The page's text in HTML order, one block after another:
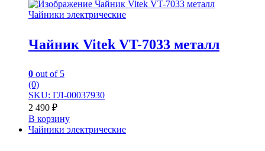
Чайники электрические
Чайник Vitek VT-7033 металл
0 out of 5
(0)
SKU: ГЛ-00037930
2 490 ₽
В корзину
Чайники электрические